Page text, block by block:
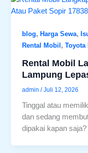
blog,Harga Sewa,
Rental Mobil ,Toyota
Rental Mobil
Lampung
admin/Juli 12, 2026
Tinggal atau
dan sedang
dipakai kapan saja?